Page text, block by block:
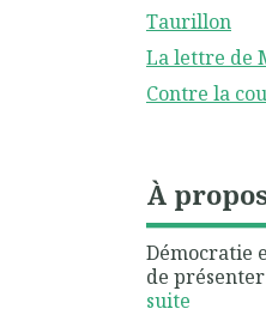
Taurillon
La lettre de
Contre la
À
Démocratie
de
suite